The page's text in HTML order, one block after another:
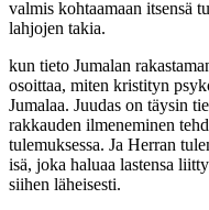
valmis kohtaamaan itsensä
lahjojen takia.
kun tieto Jumalan
osoittaa, miten kristityn
Jumalaa. Juudas on täysin
rakkauden ilmeneminen
tulemuksessa. Ja Herran
isä, joka haluaa lastensa
siihen läheisesti.